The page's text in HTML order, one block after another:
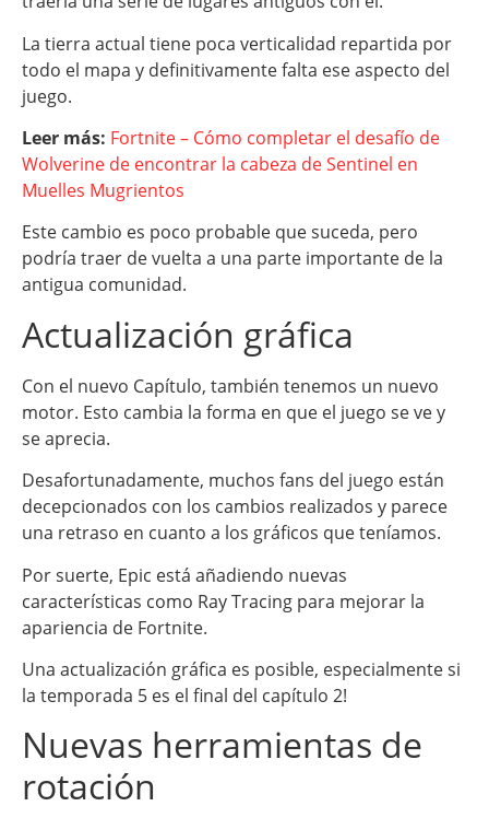
La tierra actual tiene poca verticalidad repartida por
todo el mapa y definitivamente falta ese aspecto del
juego.
Leer más: Fortnite – Cómo completar el desafío de
Wolverine de encontrar la cabeza de Sentinel en
Muelles Mugrientos
Este cambio es poco probable que suceda, pero
podría traer de vuelta a una parte importante de la
antigua comunidad.
Actualización gráfica
Con el nuevo Capítulo, también tenemos un nuevo
motor. Esto cambia la forma en que el juego se ve y
se aprecia.
Desafortunadamente, muchos fans del juego están
decepcionados con los cambios realizados y parece
una retraso en cuanto a los gráficos que teníamos.
Por suerte, Epic está añadiendo nuevas
características como Ray Tracing para mejorar la
apariencia de Fortnite.
Una actualización gráfica es posible, especialmente si
la temporada 5 es el final del capítulo 2!
Nuevas herramientas de
rotación